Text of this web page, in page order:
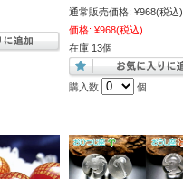
通常販売価格: ¥968(税込)
価格: ¥968(税込)
在庫 13個
購入数 個